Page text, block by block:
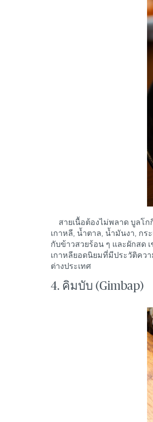
สายเนื้อต้องไม่พลาด บูลโ
เกาหลี, น้ำตาล, น้ำมันงา, ก
กับข้าวสวยร้อน ๆ และผักสด
เกาหลียอดนิยมที่มีประวัติคว
ต่างประเทศ
4. คิมบับ (Gimbap)